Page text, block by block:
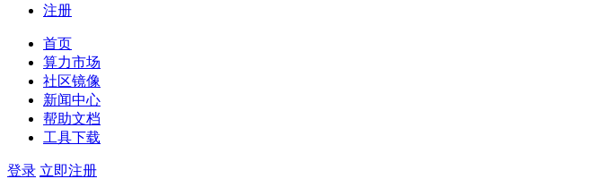
注册
首页
算力市场
社区镜像
新闻中心
帮助文档
工具下载
登录 立即注册